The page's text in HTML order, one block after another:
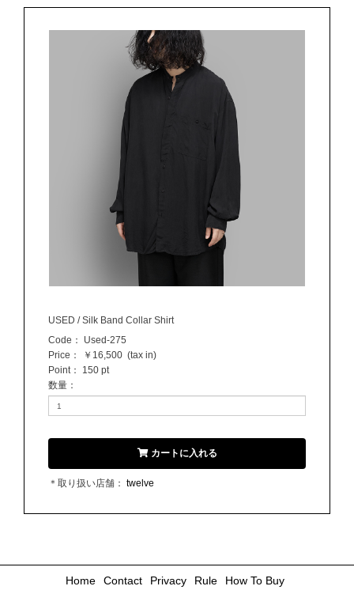
USED / Silk Band Collar Shirt
Code： Used-275
Price：
￥16,500 (tax in)
Point： 150 pt
数量 ：
カートに入れる
＊取り扱い店舗： twelve
Home Contact Privacy Rule How To Buy